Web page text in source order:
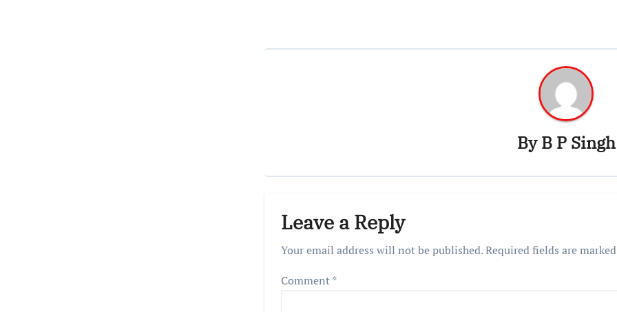
ByB P Singh
Leave a Reply
Your email address will not be published.Required fields are
Comment*